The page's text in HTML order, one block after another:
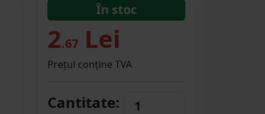
În stoc
2.67 Lei
Prețul conține TVA
Cantitate: